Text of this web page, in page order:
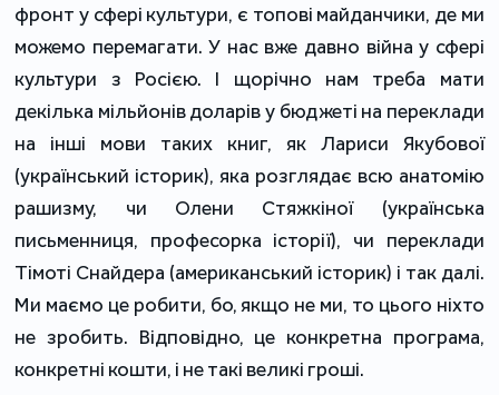
фронт у сфері культури, є топові майданчики, де ми
можемо перемагати. У нас вже давно війна у сфері
культури з Росією. І щорічно нам треба мати
декілька мільйонів доларів у бюджеті на переклади
на інші мови таких книг, як Лариси Якубової
(український історик), яка розглядає всю анатомію
рашизму, чи Олени Стяжкіної (українська
письменниця, професорка історії), чи переклади
Тімоті Снайдера (американський історик) і так далі.
Ми маємо це робити, бо, якщо не ми, то цього ніхто
не зробить. Відповідно, це конкретна програма,
конкретні кошти, і не такі великі гроші.